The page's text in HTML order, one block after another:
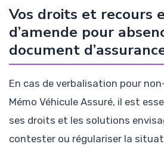
Vos droits et recours
d’amende pour
document
En cas de verbalisation pour
Mémo Véhicule Assuré, il est
ses droits et les solutions
contester ou régulariser la